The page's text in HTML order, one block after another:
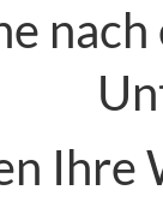
Ihre